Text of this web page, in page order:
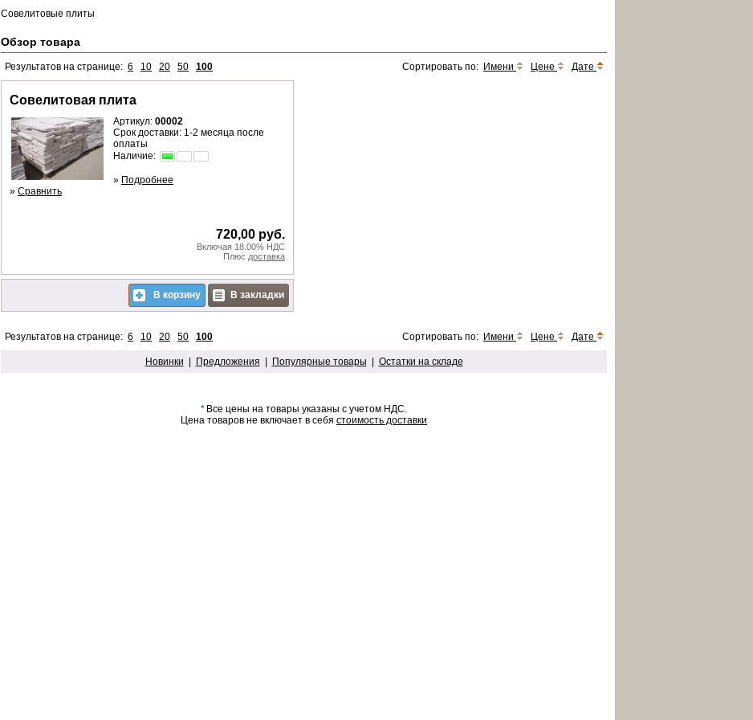
Совелитовые плиты
Обзор товара
Результатов на странице: 6 10 20 50 100 Сортировать по: Имени Цене Дате
Совелитовая плита
Артикул: 00002
Срок доставки: 1-2 месяца после
оплаты
Наличие:
» Подробнее
» Сравнить
720,00 руб.
Включая 18.00% НДС
Плюс доставка
В корзину В закладки
Результатов на странице: 6 10 20 50 100 Сортировать по: Имени Цене Дате
Новинки Предложения Популярные товары Остатки на складе
* Все цены на товары указаны с учетом НДС.
Цена товаров не включает в себя стоимость доставки